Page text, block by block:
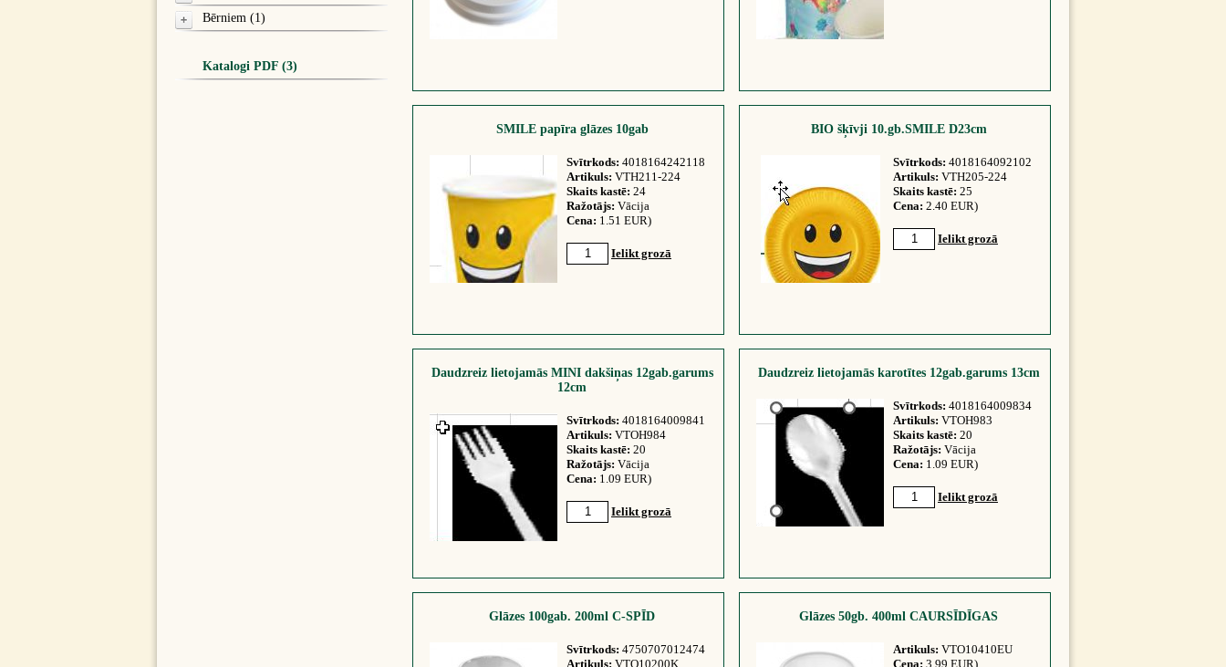
Bērniem (1)
Katalogi PDF (3)
SMILE papīra glāzes 10gab
Svītrkods: 4018164242118
Artikuls: VTH211-224
Skaits kastē: 24
Ražotājs: Vācija
Cena: 1.51 EUR)
Ielikt grozā
BIO šķīvji 10.gb.SMILE D23cm
Svītrkods: 4018164092102
Artikuls: VTH205-224
Skaits kastē: 25
Cena: 2.40 EUR)
Ielikt grozā
Daudzreiz lietojamās MINI dakšiņas 12gab.garums
12cm
Svītrkods: 4018164009841
Artikuls: VTOH984
Skaits kastē: 20
Ražotājs: Vācija
Cena: 1.09 EUR)
Ielikt grozā
Daudzreiz lietojamās karotītes 12gab.garums 13cm
Svītrkods: 4018164009834
Artikuls: VTOH983
Skaits kastē: 20
Ražotājs: Vācija
Cena: 1.09 EUR)
Ielikt grozā
Glāzes 100gab. 200ml C-SPĪD
Svītrkods: 4750707012474
Artikuls: VTO10200K
Glāzes 50gb. 400ml CAURSĪDĪGAS
Artikuls: VTO10410EU
Cena: 3.99 EUR)